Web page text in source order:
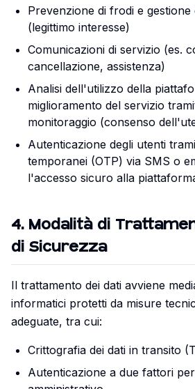
Prevenzione di frodi e
(legittimo interesse)
Comunicazioni di servizio (es.
cancellazione, assistenza)
Analisi dell'utilizzo della
miglioramento del servizio
monitoraggio (consenso
Autenticazione degli utenti
temporanei (OTP) via SMS o
l'accesso sicuro alla
4. Modalità di
di Sicurezza
Il trattamento dei dati avviene
informatici protetti da misure
adeguate, tra cui:
Crittografia dei dati in transito
Autenticazione a due fattori